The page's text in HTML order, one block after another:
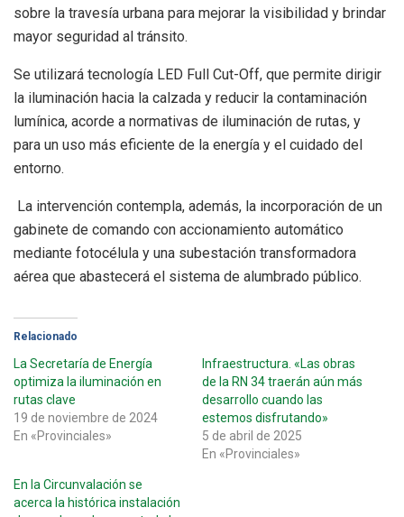
sobre la travesía urbana para mejorar la visibilidad y brindar
mayor seguridad al tránsito.
Se utilizará tecnología LED Full Cut-Off, que permite dirigir
la iluminación hacia la calzada y reducir la contaminación
lumínica, acorde a normativas de iluminación de rutas, y
para un uso más eficiente de la energía y el cuidado del
entorno.
La intervención contempla, además, la incorporación de un
gabinete de comando con accionamiento automático
mediante fotocélula y una subestación transformadora
aérea que abastecerá el sistema de alumbrado público.
Relacionado
La Secretaría de Energía
optimiza la iluminación en
rutas clave
19 de noviembre de 2024
En «Provinciales»
Infraestructura. «Las obras
de la RN 34 traerán aún más
desarrollo cuando las
estemos disfrutando»
5 de abril de 2025
En «Provinciales»
En la Circunvalación se
acerca la histórica instalación